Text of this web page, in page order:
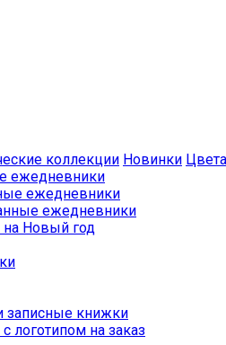
коллекции Новинки Цвета
ежедневники
ежедневники
ежедневники
Новый год
записные книжки
логотипом на заказ